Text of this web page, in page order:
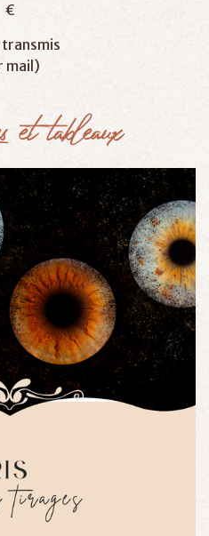
€
transmis
mail)
ettableaux